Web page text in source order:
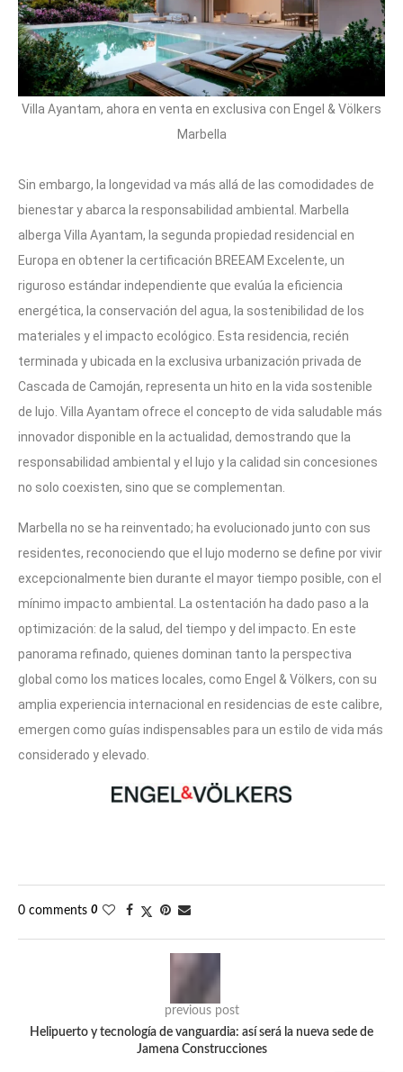
Villa Ayantam, ahora en venta en exclusiva con Engel & Völkers
Marbella
Sin embargo, la longevidad va más allá de las comodidades de
bienestar y abarca la responsabilidad ambiental. Marbella
alberga Villa Ayantam, la segunda propiedad residencial en
Europa en obtener la certificación BREEAM Excelente, un
riguroso estándar independiente que evalúa la eficiencia
energética, la conservación del agua, la sostenibilidad de los
materiales y el impacto ecológico. Esta residencia, recién
terminada y ubicada en la exclusiva urbanización privada de
Cascada de Camoján, representa un hito en la vida sostenible
de lujo. Villa Ayantam ofrece el concepto de vida saludable más
innovador disponible en la actualidad, demostrando que la
responsabilidad ambiental y el lujo y la calidad sin concesiones
no solo coexisten, sino que se complementan.
Marbella no se ha reinventado; ha evolucionado junto con sus
residentes, reconociendo que el lujo moderno se define por vivir
excepcionalmente bien durante el mayor tiempo posible, con el
mínimo impacto ambiental. La ostentación ha dado paso a la
optimización: de la salud, del tiempo y del impacto. En este
panorama refinado, quienes dominan tanto la perspectiva
global como los matices locales, como Engel & Völkers, con su
amplia experiencia internacional en residencias de este calibre,
emergen como guías indispensables para un estilo de vida más
considerado y elevado.
0 comments 0
previous post
Helipuerto y tecnología de vanguardia: así será la nueva sede de
Jamena Construcciones